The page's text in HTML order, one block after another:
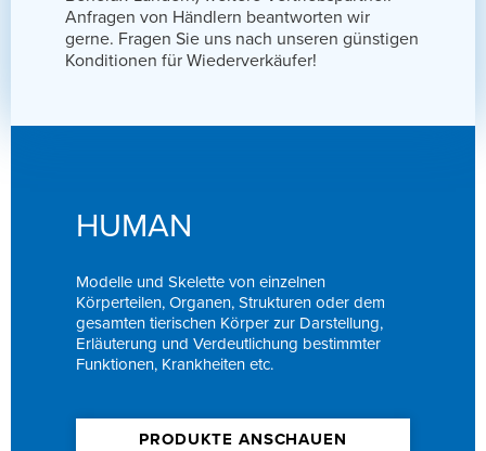
Anfragen von Händlern beantworten wir
gerne. Fragen Sie uns nach unseren günstigen
Konditionen für Wiederverkäufer!
HUMAN
Modelle und Skelette von einzelnen
Körperteilen, Organen, Strukturen oder dem
gesamten tierischen Körper zur Darstellung,
Erläuterung und Verdeutlichung bestimmter
Funktionen, Krankheiten etc.
PRODUKTE ANSCHAUEN